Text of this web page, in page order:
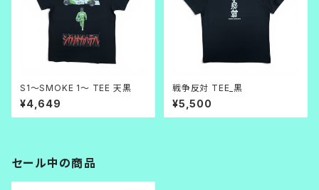
S1～SMOKE 1～ TEE 天黒
¥4,649
戦争反対 TEE_黒
¥5,500
セール中の商品